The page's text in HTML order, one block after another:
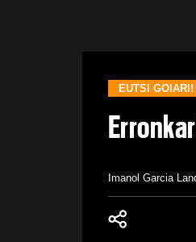
EUTSI GOIARI!
Imanol Garcia